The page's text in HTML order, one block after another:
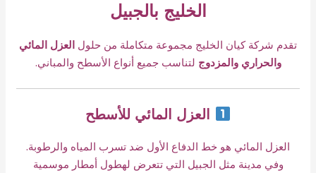
الخليج بالجبيل
تقدم شركة كيان الخليج مجموعة متكاملة من حلول العزل المائي
والحراري والمزدوج لتناسب جميع أنواع الأسطح والمباني.
العزل المائي للأسطح
العزل المائي هو خط الدفاع الأول ضد تسرب المياه والرطوبة.
وفي مدينة مثل الجبيل التي تتعرض لهطول أمطار موسمية